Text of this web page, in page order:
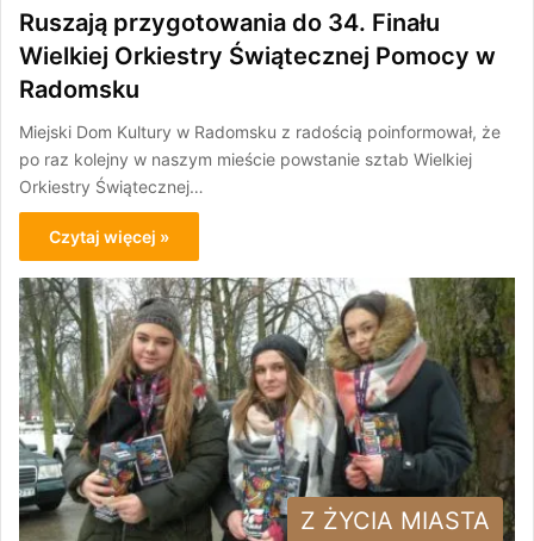
Ruszają przygotowania do 34. Finału
Wielkiej Orkiestry Świątecznej Pomocy w
Radomsku
Miejski Dom Kultury w Radomsku z radością poinformował, że
po raz kolejny w naszym mieście powstanie sztab Wielkiej
Orkiestry Świątecznej…
Czytaj więcej »
Z ŻYCIA MIASTA